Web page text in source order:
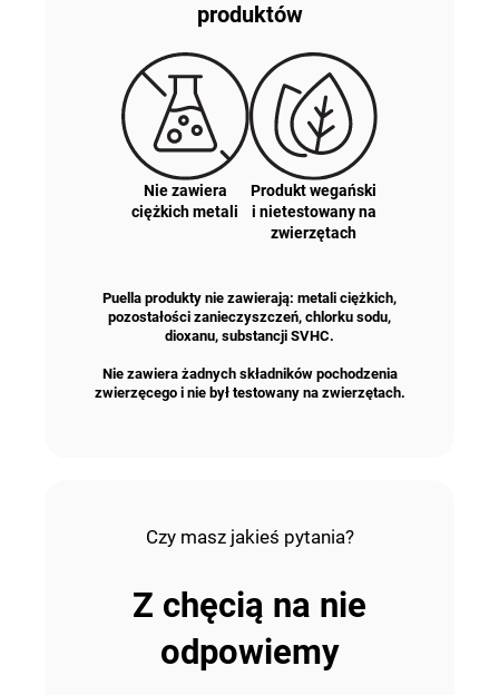
produktów
Nie zawiera
ciężkich metali
Produkt wegański
i nietestowany na
zwierzętach
Puella produkty nie zawierają: metali ciężkich,
pozostałości zanieczyszczeń, chlorku sodu,
dioxanu, substancji SVHC.
Nie zawiera żadnych składników pochodzenia
zwierzęcego i nie był testowany na zwierzętach.
Czy masz jakieś pytania?
Z chęcią na nie
odpowiemy